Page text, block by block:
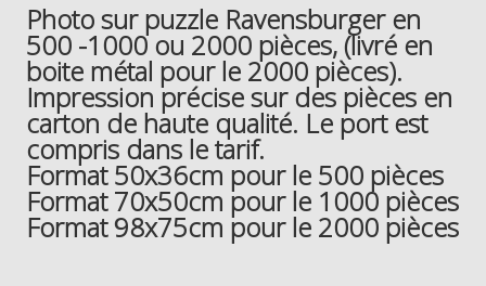
Photo sur puzzle Ravensburger en
500 -1000 ou 2000 pièces, (livré en
boite métal pour le 2000 pièces).
Impression précise sur des pièces en
carton de haute qualité. Le port est
compris dans le tarif.
Format 50x36cm pour le 500 pièces
Format 70x50cm pour le 1000 pièces
Format 98x75cm pour le 2000 pièces